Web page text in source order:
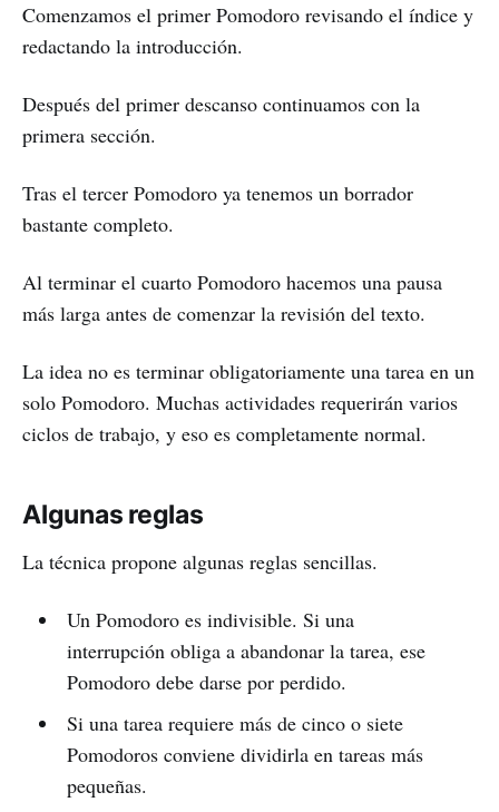
Comenzamos el primer Pomodoro revisando el índice y
redactando la introducción.
Después del primer descanso continuamos con la
primera sección.
Tras el tercer Pomodoro ya tenemos un borrador
bastante completo.
Al terminar el cuarto Pomodoro hacemos una pausa
más larga antes de comenzar la revisión del texto.
La idea no es terminar obligatoriamente una tarea en un
solo Pomodoro. Muchas actividades requerirán varios
ciclos de trabajo, y eso es completamente normal.
Algunas reglas
La técnica propone algunas reglas sencillas.
Un Pomodoro es indivisible. Si una
interrupción obliga a abandonar la tarea, ese
Pomodoro debe darse por perdido.
Si una tarea requiere más de cinco o siete
Pomodoros conviene dividirla en tareas más
pequeñas.